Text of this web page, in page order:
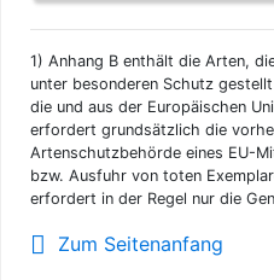
1) Anhang B enthält die Arten,
unter besonderen Schutz
die und aus der Europäischen
erfordert grundsätzlich die
Artenschutzbehörde eines EU-
bzw. Ausfuhr von toten
erfordert in der Regel nur die
Zum Seitenanfang